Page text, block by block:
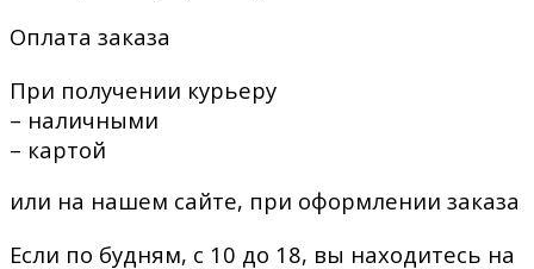
Оплата заказа
При получении курьеру
– наличными
– картой
или на нашем сайте, при оформлении заказа
Если по будням, с 10 до 18, вы находитесь на